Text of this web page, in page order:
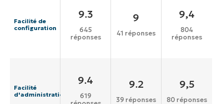
Facilité de
configuration
9.3
645
réponses
9
41 réponses
9,4
804
réponses
Facilité
d'administration
9.4
619
9.2
39 réponses
9,5
80 réponses